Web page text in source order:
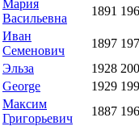
Мария
Васильевна
1891
Иван
Семенович
1897
Эльза 1928
George 1929
Максим
Григорьевич
1887